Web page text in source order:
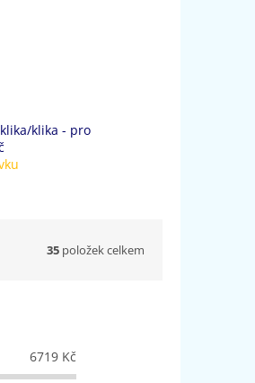
klika/klika - pro
35 položek celkem
6719Kč